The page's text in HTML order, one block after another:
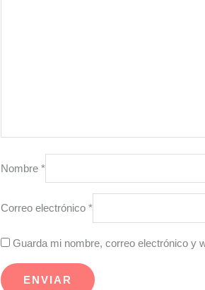
Nombre*
Correo electrónico*
Guarda mi nombre, correo electrónico y